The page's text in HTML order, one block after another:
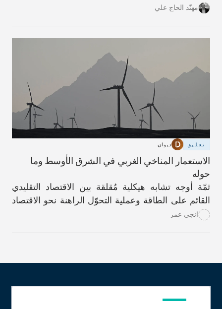
شريحةٍ واسعة من سكان هذه القرية المُهمَلة تاريخيًا
مهنّد الحاج علي
تعليق ديوان
الاستعمار المناخي الغربي في الشرق الأوسط وما
حوله
ثمّة أوجه تشابه هيكلية مُقلقة بين الاقتصاد التقليدي
القائم على الطاقة وعملية التحوّل الراهنة نحو الاقتصاد
الأخضر.انجي عمر